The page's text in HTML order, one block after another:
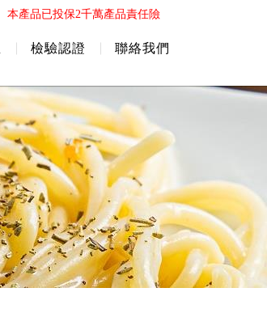
本產品已投保2千萬產品責任險
檢驗認證 聯絡我們